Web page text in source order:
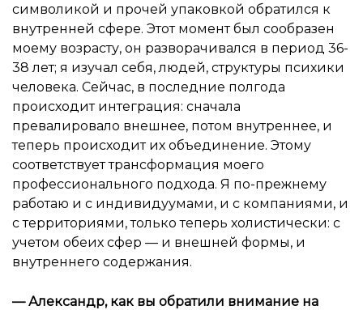
символикой и прочей упаковкой обратился к
внутренней сфере. Этот момент был сообразен
моему возрасту, он разворачивался в период 36-
38 лет; я изучал себя, людей, структуры психики
человека. Сейчас, в последние полгода
происходит интеграция: сначала
превалировало внешнее, потом внутреннее, и
теперь происходит их объединение. Этому
соответствует трансформация моего
профессионального подхода. Я по-прежнему
работаю и с индивидуумами, и с компаниями, и
с территориями, только теперь холистически: с
учетом обеих сфер — и внешней формы, и
внутреннего содержания.
—Александр, как вы обратили внимание на